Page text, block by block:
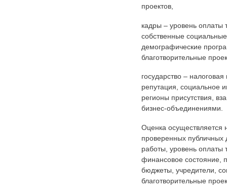
проектов,
кадры – уровень оплаты
собственные
демографические
благотворительные
государство –
репутация, социальное
регионы присутствия,
бизнес-объединениями.
Оценка осуществляется
проверенных публичных
работы, уровень оплаты
финансовое состояние,
бюджеты, учредители,
благотворительные